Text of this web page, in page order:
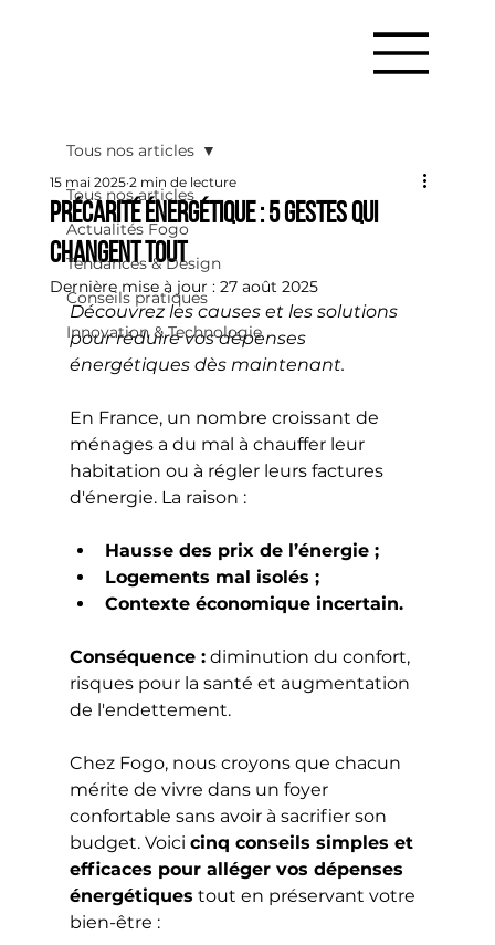
Tous nos articles
Actualités Fogo
Tendances & Design
Conseils pratiques
Innovation & Technologie
Tous nos articles
Précarité énergétique : 5 gestes qui
changent tout
15 mai 2025 2 min de lecture
Dernière mise à jour : 27 août 2025
Découvrez les causes et les solutions
pour réduire vos dépenses
énergétiques dès maintenant.
En France, un nombre croissant de
ménages a du mal à chauffer leur
habitation ou à régler leurs factures
d'énergie. La raison :
Hausse des prix de l’énergie ;
Logements mal isolés ;
Contexte économique incertain.
Conséquence : diminution du confort,
risques pour la santé et augmentation
de l'endettement.
Chez Fogo, nous croyons que chacun
mérite de vivre dans un foyer
confortable sans avoir à sacrifier son
budget. Voici cinq conseils simples et
efficaces pour alléger vos dépenses
énergétiques tout en préservant votre
bien-être :